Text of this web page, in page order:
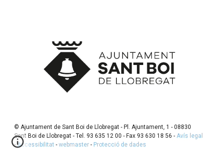
© Ajuntament de Sant Boi de Llobregat - Pl. Ajuntament, 1 - 08830
Sant Boi de Llobregat - Tel. 93 635 12 00 - Fax 93 630 18 56 - Avís legal
- Accessibilitat - webmaster - Protecció de dades